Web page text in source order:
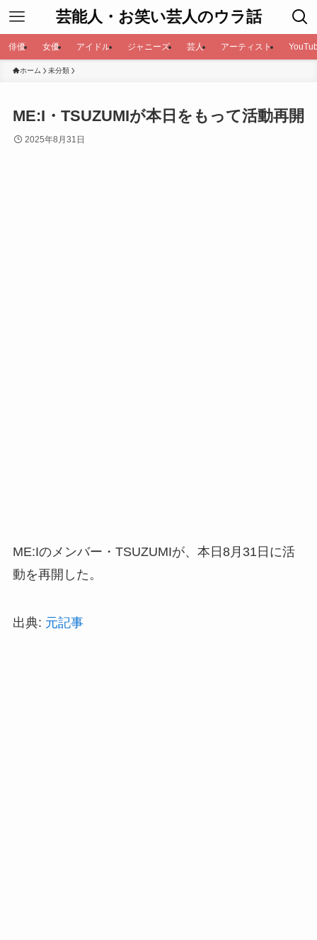
芸能人・お笑い芸人のウラ話
俳優 女優 アイドル ジャニーズ 芸人 アーティスト
ホーム 未分類
ME:I・TSUZUMIが本日をもって活動再開
2025年8月31日
ME:Iのメンバー・TSUZUMIが、本日8月31日に活
動を再開した。
出典: 元記事